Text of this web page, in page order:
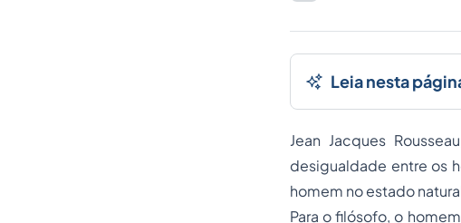
Leia nesta
Jean Jacques
desigualdade entre os
homem no estado
Para o filósofo, o